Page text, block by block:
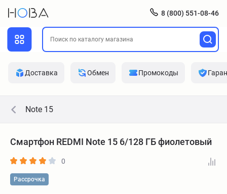
8 (800) 551-08-46
Доставка Обмен Промокоды
Note 15
Смартфон REDMI Note 15 6/128 ГБ фиолетовый
0
Рассрочка